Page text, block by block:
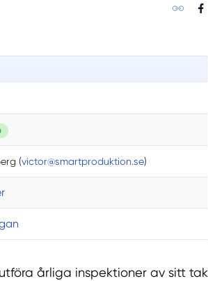
(victor@smartproduktion.se)
årliga inspektioner av sitt tak